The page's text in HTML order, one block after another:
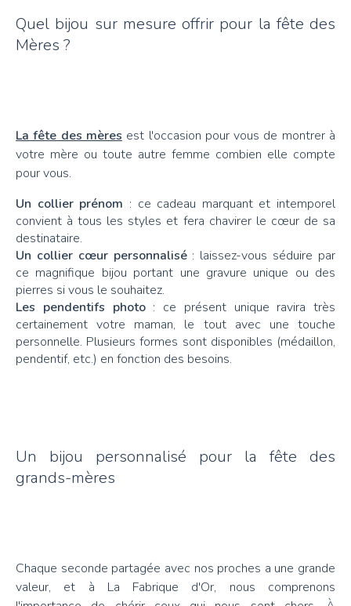
Quel bijou sur mesure offrir pour la fête des
Mères ?
La fête des mères est l'occasion pour vous de montrer à
votre mère ou toute autre femme combien elle compte
pour vous.
Un collier prénom : ce cadeau marquant et intemporel
convient à tous les styles et fera chavirer le cœur de sa
destinataire.
Un collier cœur personnalisé: laissez-vous séduire par
ce magnifique bijou portant une gravure unique ou des
pierres si vous le souhaitez.
Les pendentifs photo: ce présent unique ravira très
certainement votre maman, le tout avec une touche
personnelle. Plusieurs formes sont disponibles (médaillon,
pendentif, etc.) en fonction des besoins.
Un bijou personnalisé pour la fête des
grands-mères
Chaque seconde partagée avec nos proches a une grande
valeur, et à La Fabrique d'Or, nous comprenons